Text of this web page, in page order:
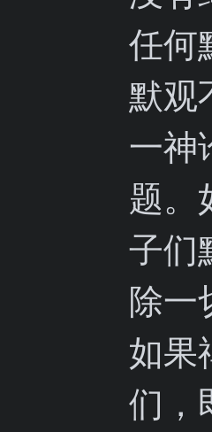
任何
默观
一神
题。
子们
除一
如果
们，